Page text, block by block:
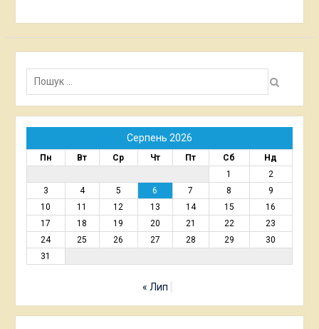
Пошук:
Серпень 2026
Пн Вт Ср Чт Пт Сб
Нд
1
2
3
4 5 6 7 8
9
10
11 12 13 14 15
16
17
18 19 20 21 22
23
24
25 26 27 28 29
30
31
« Лип